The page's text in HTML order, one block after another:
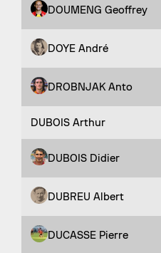
DOUMENG Geoffrey
DOYE André
DROBNJAK Anto
DUBOIS Arthur
DUBOIS Didier
DUBREU Albert
DUCASSE Pierre